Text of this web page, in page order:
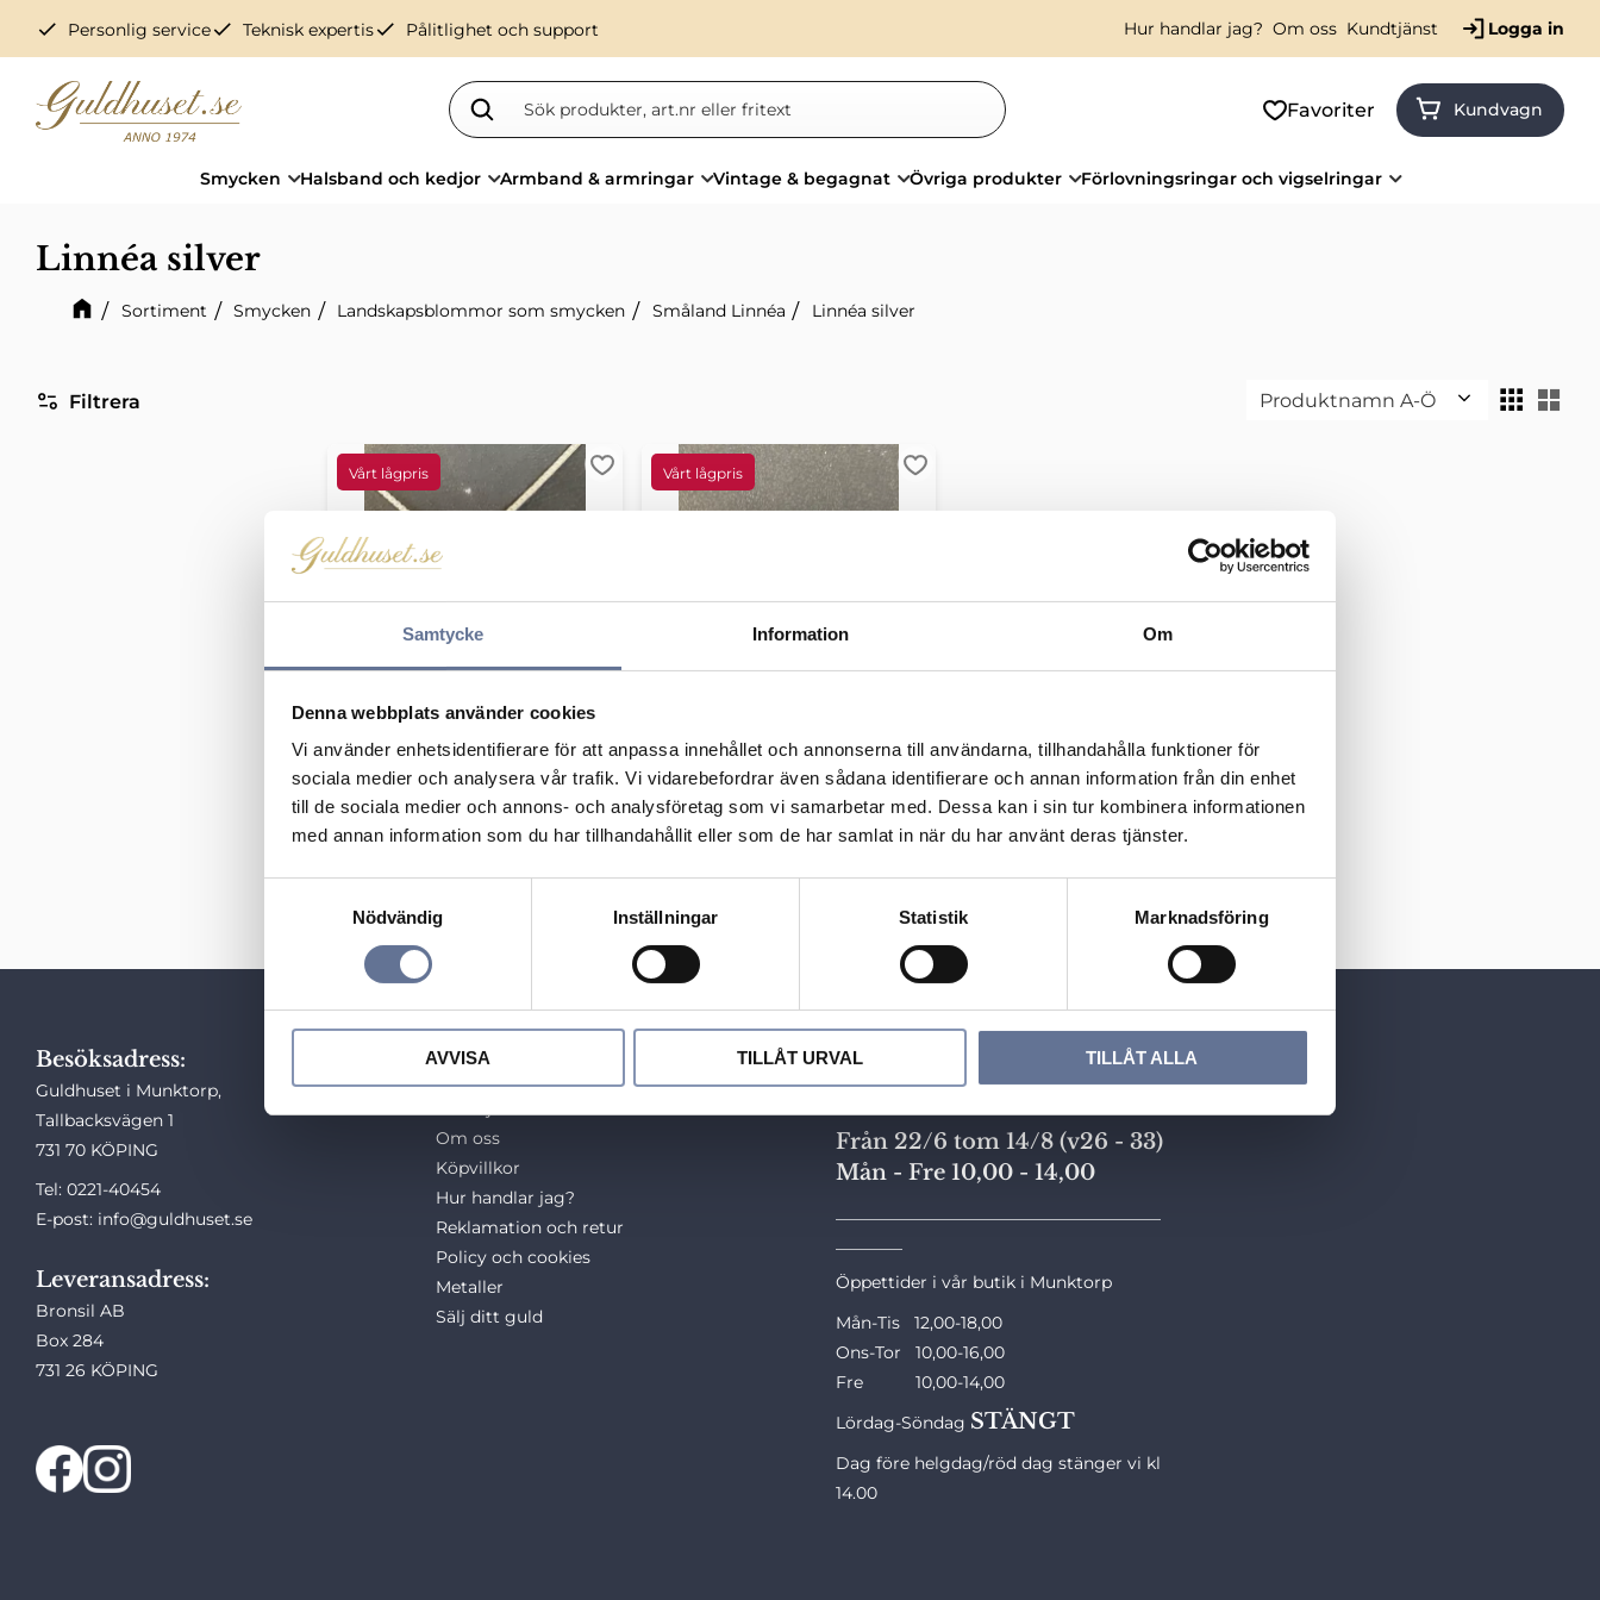
Samtycke Information Om
Denna webbplats använder cookies
Vi använder enhetsidentifierare för att anpassa innehållet och annonserna till användarna, tillhandahålla funktioner för
sociala medier och analysera vår trafik. Vi vidarebefordrar även sådana identifierare och annan information från din enhet
till de sociala medier och annons- och analysföretag som vi samarbetar med. Dessa kan i sin tur kombinera informationen
med annan information som du har tillhandahållit eller som de har samlat in när du har använt deras tjänster.
y
s
Nödvändig Inställningar Statistik Marknadsföring
AVVISA TILLÅT URVAL TILLÅT ALLA
check Personlig servicecheck Teknisk expertischeck Pålitlighet och support Hur handlar jag? Om oss Kundtjänst Logga in
Favoriter Kundvagn
Smycken Halsband och kedjor Armband & armringar Vintage & begagnat Övriga produkter Förlovningsringar och vigselringar
Linnéa silver
Sortiment Smycken Landskapsblommor som smycken Småland Linnéa Linnéa silver
Filtrera Välj sortering
Linnéa hänge 925
449kr561kr
Lägg till i favoriter
Linnéa örhänge hängande
925
599kr749kr
Lägg till i favoriter
Besöksadress:
Guldhuset i Munktorp,
Tallbacksvägen 1
731 70 KÖPING
Tel: 0221-40454
E-post: info@guldhuset.se
Leveransadress:
Bronsil AB
Box 284
731 26 KÖPING
Snabblänkar
Om oss
Köpvillkor
Hur handlar jag?
Reklamation och retur
Policy och cookies
Metaller
Sälj ditt guld
Öppettider
Från 22/6 tom 14/8 (v26 - 33)
Mån - Fre 10,00 - 14,00
Öppettider i vår butik i Munktorp
Mån-Tis 12,00-18,00
Ons-Tor 10,00-16,00
Fre 10,00-14,00
Lördag-Söndag STÄNGT
Dag före helgdag/röd dag stänger vi kl
14.00